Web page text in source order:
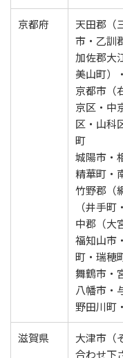
京都府
天田郡（
市・乙訓
加佐郡大
美山町）
京都市（
京区・中
区・山科
町
城陽市・
精華町・
竹野郡（
（井手町
中郡（大
福知山市
町・瑞穂
舞鶴市・
八幡市・
野田川町
滋賀県
大津市（
合わせ下